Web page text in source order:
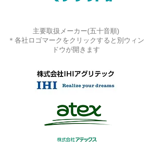
主要取扱メーカー(五十音順)
​＊各社ロゴマークをクリックすると別ウィン
ドウが開きます